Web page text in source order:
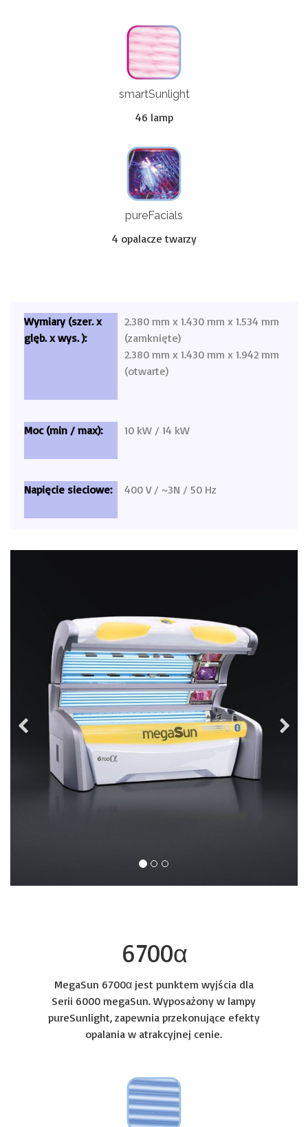
smartSunlight
46 lamp
pureFacials
4 opalacze twarzy
2.380 mm x 1.430 mm x 1.534 mm
(zamknięte)
2.380 mm x 1.430 mm x 1.942 mm
(otwarte)
10 kW / 14 kW
400 V / ~3N / 50 Hz
6700α
MegaSun 6700α jest punktem wyjścia dla
Serii 6000 megaSun. Wyposażony w lampy
pureSunlight, zapewnia przekonujące efekty
opalania w atrakcyjnej cenie.